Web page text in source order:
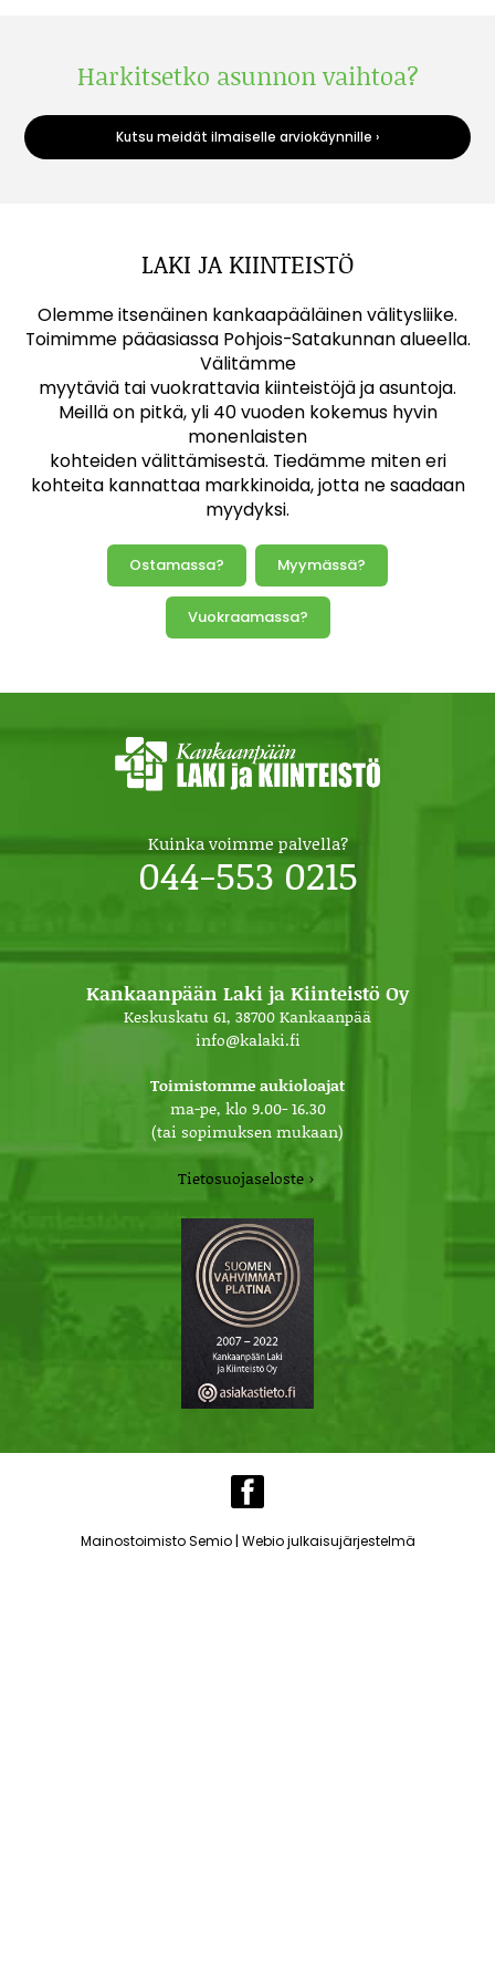
Harkitsetko asunnon vaihtoa?
Kutsu meidät ilmaiselle arviokäynnille ›
LAKI JA KIINTEISTÖ
Olemme itsenäinen kankaapääläinen välitysliike.
Toimimme pääasiassa Pohjois-Satakunnan alueella.
Välitämme
myytäviä tai vuokrattavia kiinteistöjä ja asuntoja.
Meillä on pitkä, yli 40 vuoden kokemus hyvin
monenlaisten
kohteiden välittämisestä. Tiedämme miten eri
kohteita kannattaa markkinoida, jotta ne saadaan
myydyksi.
Ostamassa? Myymässä?
Vuokraamassa?
Kuinka voimme palvella?
044-553 0215
Kankaanpään Laki ja Kiinteistö Oy
Keskuskatu 61, 38700 Kankaanpää
info@kalaki.fi
Toimistomme aukioloajat
ma-pe, klo 9.00- 16.30
(tai sopimuksen mukaan)
Tietosuojaseloste ›
Mainostoimisto Semio| Webio julkaisujärjestelmä